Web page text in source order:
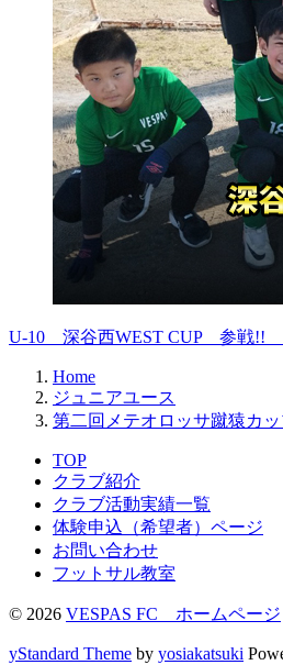
U-10 深谷西WEST CUP 参戦!!
Home
ジュニアユース
第二回メテオロッサ蹴猿カ
TOP
クラブ紹介
クラブ活動実績一覧
体験申込（希望者）ページ
お問い合わせ
フットサル教室
© 2026 VESPAS FC ホームページ
yStandard Theme by yosiakatsuki